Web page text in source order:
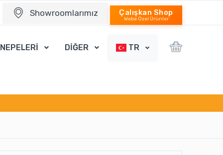
Showroomlarımız Çalışkan Shop
Webe Özel Ürünler
DİĞER TR